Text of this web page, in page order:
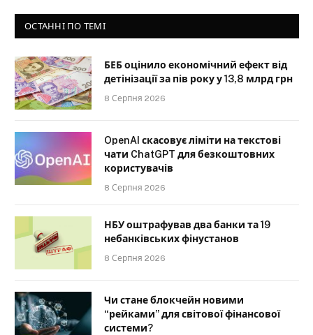
ОСТАННІ ПО ТЕМІ
БЕБ оцінило економічний ефект від
детінізації за пів року у 13,8 млрд грн
8 Серпня 2026
OpenAI скасовує ліміти на текстові
чати ChatGPT для безкоштовних
користувачів
8 Серпня 2026
НБУ оштрафував два банки та 19
небанківських фінустанов
8 Серпня 2026
Чи стане блокчейн новими
“рейками” для світової фінансової
системи?